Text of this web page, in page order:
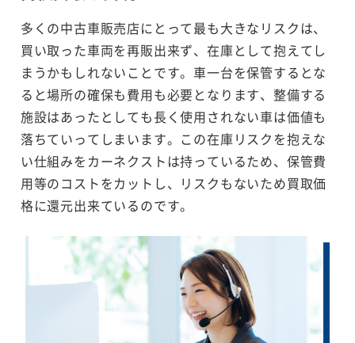
多くの中古車販売店にとって最も大きなリスクは、
買い取った車両を再販出来ず、在庫として抱えてし
まうかもしれないことです。車一台を保管するとな
ると場所の確保も費用も必要となります、整備する
施設はあったとしても長く使用されない車は価値も
落ちていってしまいます。この在庫リスクを抱えな
い仕組みをカーネクストは持っているため、保管費
用等のコストをカットし、リスクもないため買取価
格に還元出来ているのです。